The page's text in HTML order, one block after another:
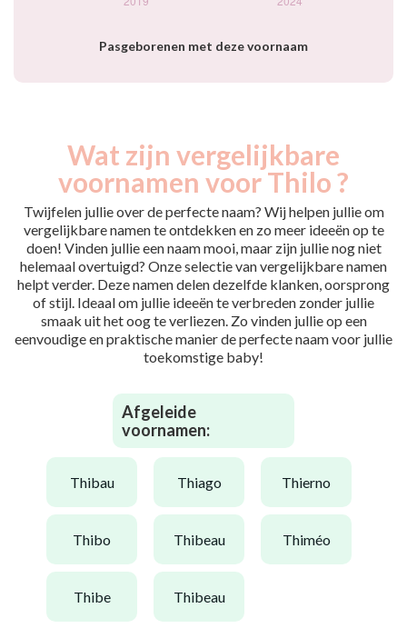
Pasgeborenen met deze voornaam
Wat zijn vergelijkbare
voornamen voor Thilo ?
Twijfelen jullie over de perfecte naam? Wij helpen jullie om
vergelijkbare namen te ontdekken en zo meer ideeën op te
doen! Vinden jullie een naam mooi, maar zijn jullie nog niet
helemaal overtuigd? Onze selectie van vergelijkbare namen
helpt verder. Deze namen delen dezelfde klanken, oorsprong
of stijl. Ideaal om jullie ideeën te verbreden zonder jullie
smaak uit het oog te verliezen. Zo vinden jullie op een
eenvoudige en praktische manier de perfecte naam voor jullie
toekomstige baby!
Afgeleide
voornamen:
thibau thiago thierno
thibo thibeau thiméo
thibe thibeau